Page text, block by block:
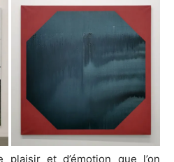
plaisir et d’émotion que l’on